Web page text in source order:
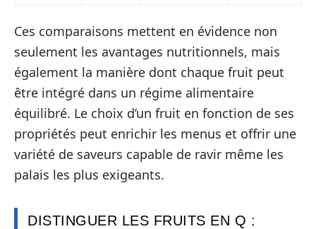
Ces comparaisons mettent en évidence non
seulement les avantages nutritionnels, mais
également la manière dont chaque fruit peut
être intégré dans un régime alimentaire
équilibré. Le choix d’un fruit en fonction de ses
propriétés peut enrichir les menus et offrir une
variété de saveurs capable de ravir même les
palais les plus exigeants.
DISTINGUER LES FRUITS EN Q :